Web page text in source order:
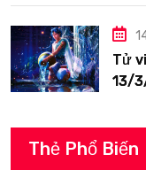
Tử
13/
Thẻ Phổ Biến